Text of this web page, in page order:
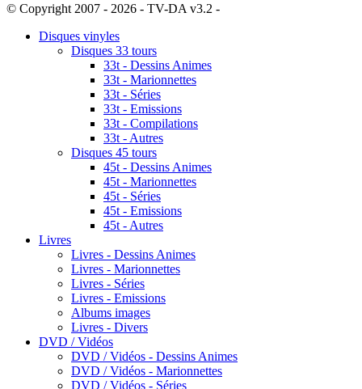
© Copyright 2007 - 2026 - TV-DA v3.2 -
Disques vinyles
Disques 33 tours
33t - Dessins Animes
33t - Marionnettes
33t - Séries
33t - Emissions
33t - Compilations
33t - Autres
Disques 45 tours
45t - Dessins Animes
45t - Marionnettes
45t - Séries
45t - Emissions
45t - Autres
Livres
Livres - Dessins Animes
Livres - Marionnettes
Livres - Séries
Livres - Emissions
Albums images
Livres - Divers
DVD / Vidéos
DVD / Vidéos - Dessins Animes
DVD / Vidéos - Marionnettes
DVD / Vidéos - Séries